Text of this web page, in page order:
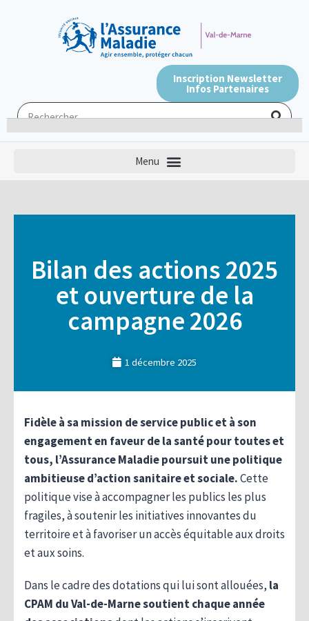
Inscription Newsletter
Infos Partenaires
Bilan des actions 2025
et ouverture de la
campagne 2026
1 décembre 2025
Fidèle à sa mission de service public et à son
engagement en faveur de la santé pour toutes et
tous, l’Assurance Maladie poursuit une politique
ambitieuse d’action sanitaire et sociale.Cette
politique vise à accompagner les publics les plus
fragiles, à soutenir les initiatives innovantes du
territoire et à favoriser un accès équitable aux droits
et aux soins.
Dans le cadre des dotations qui lui sont allouées, la
CPAM du Val-de-Marne soutient chaque année